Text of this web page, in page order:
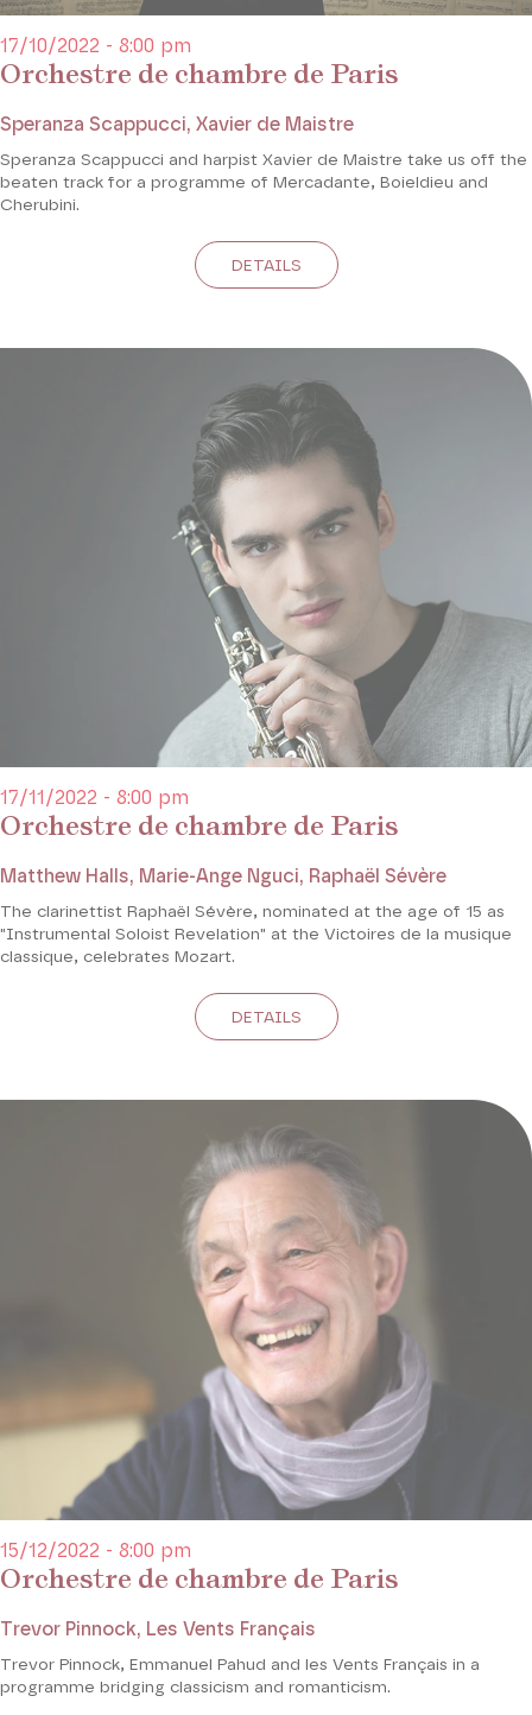
Orchestre de chambre de Paris
17/10/2022 - 8:00 pm
Speranza Scappucci, Xavier de Maistre
Speranza Scappucci and harpist Xavier de Maistre take us off the
beaten track for a programme of Mercadante, Boieldieu and
Cherubini.
DETAILS
Orchestre de chambre de Paris
17/11/2022 - 8:00 pm
Matthew Halls, Marie-Ange Nguci, Raphaël Sévère
The clarinettist Raphaël Sévère, nominated at the age of 15 as
"Instrumental Soloist Revelation" at the Victoires de la musique
classique, celebrates Mozart.
DETAILS
Orchestre de chambre de Paris
15/12/2022 - 8:00 pm
Trevor Pinnock, Les Vents Français
Trevor Pinnock, Emmanuel Pahud and les Vents Français in a
programme bridging classicism and romanticism.